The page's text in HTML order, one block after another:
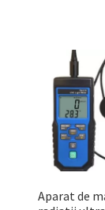
Aparat de